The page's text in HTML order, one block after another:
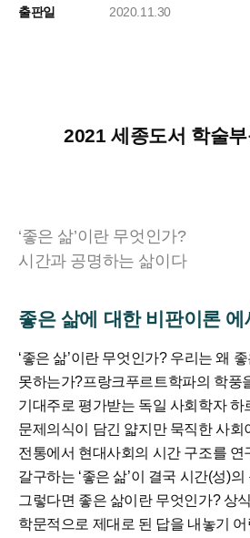
출판일
2020.11.30
2021 세종도서 학술
‘좋은 삶’이란 무엇인가?
시간과 공명하는 삶이다
좋은 삶에 대한 비판이론 에
‘좋은 삶’이란 무엇인가? 우리는 왜
못하는가?프랑크푸르트학파의 학풍
기대주로 평가받는 독일 사회학자 하
문제의식이 담긴 얇지만 묵직한 사회
전통에서 현대사회의 시간 구조를
갈구하는 ‘좋은 삶’이 결국 시간(성)
그렇다면 좋은 삶이란 무엇인가? 상
학문적으로 제대로 된 답을 내놓기